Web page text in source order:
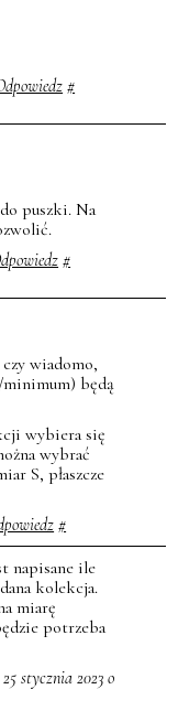
#
puszki. Na
#
wiadomo,
będą
wybiera się
wybrać
S, płaszcze
#
napisane ile
kolekcja.
miarę
potrzeba
stycznia 2023 o